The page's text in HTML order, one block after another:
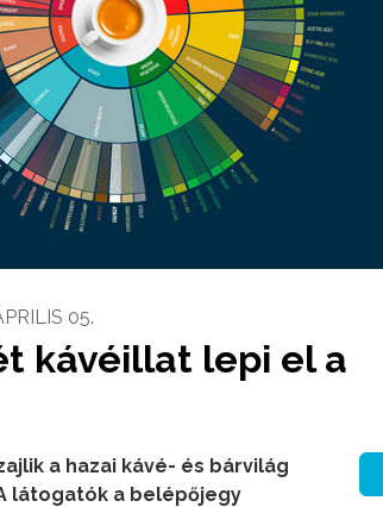
05.
kávéillat lepi el a
a hazai kávé- és bárvilág
látogatók a belépőjegy